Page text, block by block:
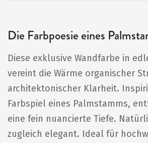
Die Farbpoesie eines
Diese exklusive Wandfarbe in
vereint die Wärme organischer
architektonischer Klarheit.
Farbspiel eines Palmstamms,
eine fein nuancierte Tiefe.
zugleich elegant. Ideal für